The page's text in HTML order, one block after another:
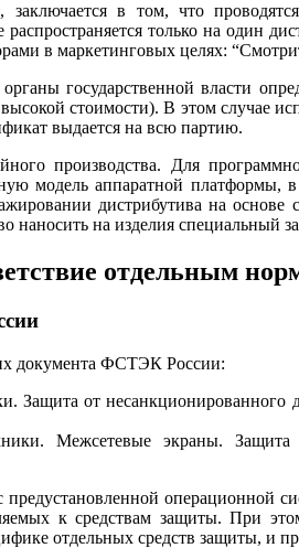
в том, что
только на один
в маркетинговых целях:
государственной власти
стоимости). В этом случае
выдается на всю партию.
производства. Для
модель аппаратной
дистрибутива на
наносить на изделия
отдельным
документа ФСТЭК России:
Защита от
Межсетевые экраны.
операционной
к средствам защиты. При
отдельных средств защиты, и